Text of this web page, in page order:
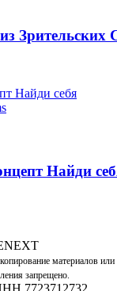
Зрительских
Найди
материалов или
запрещено.
7723712732